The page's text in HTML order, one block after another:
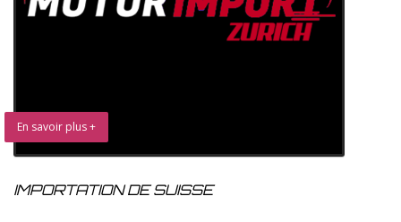
En savoir plus +
IMPORTATION DE SUISSE